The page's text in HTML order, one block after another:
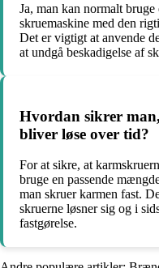
Ja, man kan normalt
skruemaskine med den
Det er vigtigt at anvende
at undgå beskadigelse af
Hvordan sikrer
bliver løse over tid?
For at sikre, at
bruge en passende
man skruer karmen fast.
skruerne løsner sig og i
fastgørelse.